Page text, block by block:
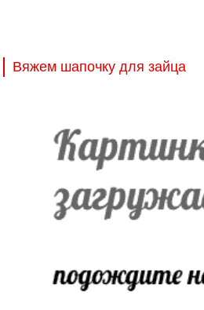
Вяжем шапочку для зайца